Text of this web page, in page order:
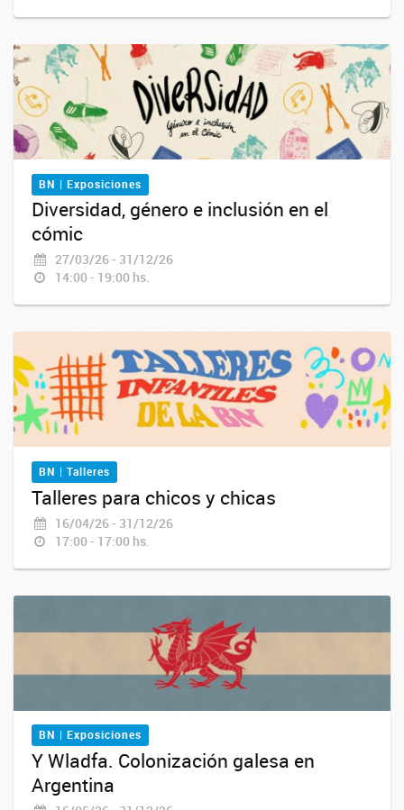
BN | Exposiciones
Diversidad, género e inclusión en el
cómic
27/03/26 - 31/12/26
14:00 - 19:00 hs.
BN | Talleres
Talleres para chicos y chicas
16/04/26 - 31/12/26
17:00 - 17:00 hs.
BN | Exposiciones
Y Wladfa. Colonización galesa en
Argentina